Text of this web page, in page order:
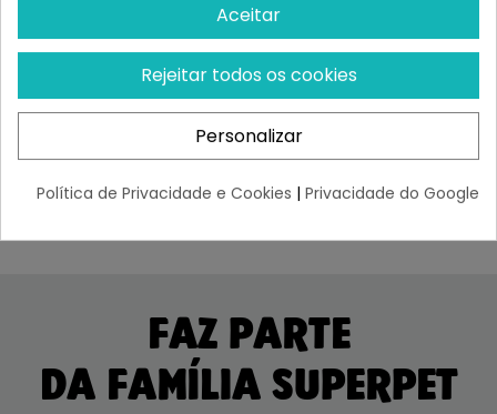
Farmina N&D Pumpkin
Adult Medium/Maxi
Cordero Y...
¡Últimas produtos!
91,58 €
Farmina Vet Life Dog
Obesity
¡Últimas produtos!
106,12 € 95,50 € -10%
FAZ PARTE
DA FAMÍLIA SUPERPET
Aceitar
Rejeitar todos os cookies
Personalizar
Política de Privacidade e Cookies | Privacidade do Google